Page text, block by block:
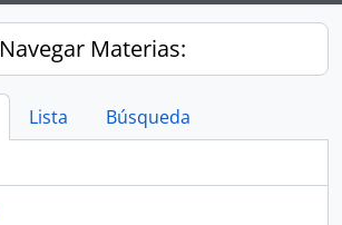
Navegar Materias:
Lista
Búsqueda